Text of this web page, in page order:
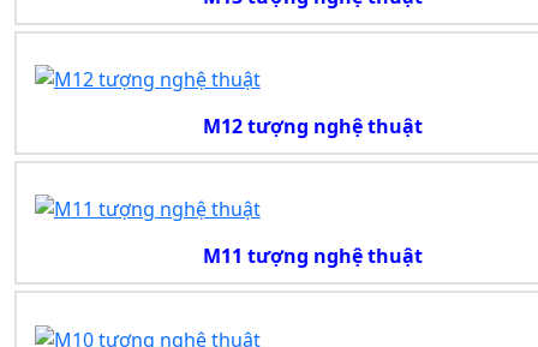
M12 tượng nghệ thuật
M11 tượng nghệ thuật